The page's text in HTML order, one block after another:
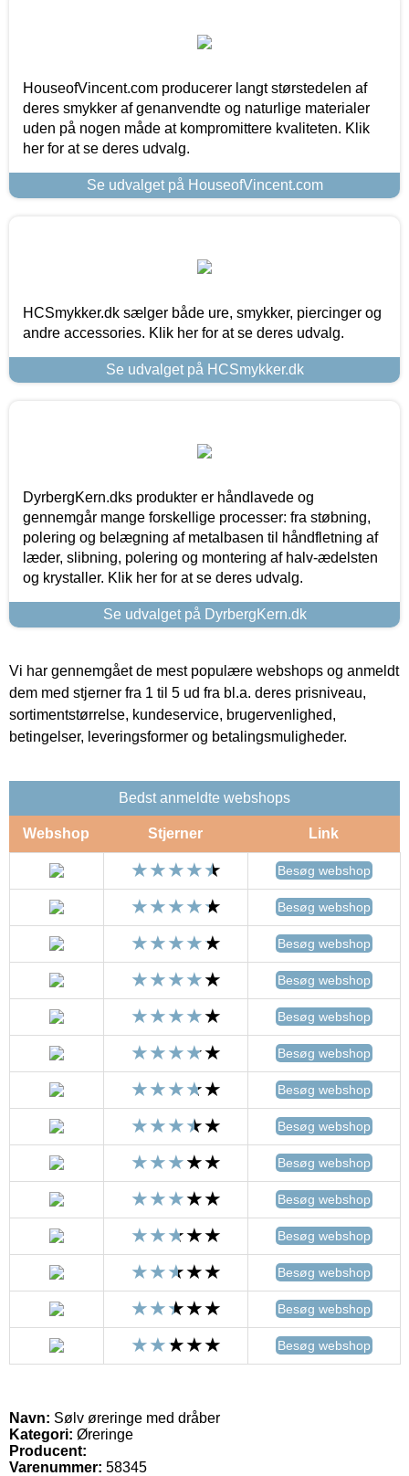
HouseofVincent.com producerer langt størstedelen af
deres smykker af genanvendte og naturlige materialer
uden på nogen måde at kompromittere kvaliteten. Klik
her for at se deres udvalg.
Se udvalget på HouseofVincent.com
HCSmykker.dk sælger både ure, smykker, piercinger og
andre accessories. Klik her for at se deres udvalg.
Se udvalget på HCSmykker.dk
DyrbergKern.dks produkter er håndlavede og
gennemgår mange forskellige processer: fra støbning,
polering og belægning af metalbasen til håndfletning af
læder, slibning, polering og montering af halv-ædelsten
og krystaller. Klik her for at se deres udvalg.
Se udvalget på DyrbergKern.dk
Vi har gennemgået de mest populære webshops og anmeldt
dem med stjerner fra 1 til 5 ud fra bl.a. deres prisniveau,
sortimentstørrelse, kundeservice, brugervenlighed,
betingelser, leveringsformer og betalingsmuligheder.
Bedst anmeldte webshops
Webshop Stjerner Link
Besøg webshop
Besøg webshop
Besøg webshop
Besøg webshop
Besøg webshop
Besøg webshop
Besøg webshop
Besøg webshop
Besøg webshop
Besøg webshop
Besøg webshop
Besøg webshop
Besøg webshop
Besøg webshop
Navn: Sølv øreringe med dråber
Kategori: Øreringe
Producent:
Varenummer: 58345